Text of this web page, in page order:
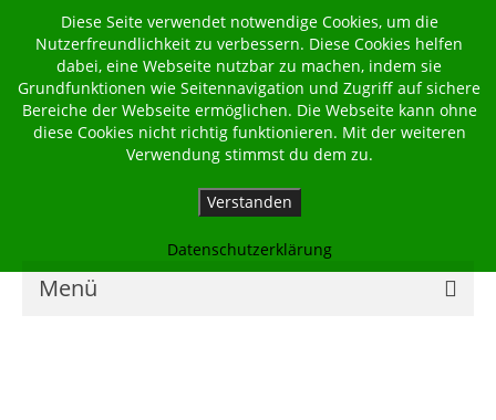
Menü
Diese Seite verwendet notwendige Cookies, um die
Nutzerfreundlichkeit zu verbessern. Diese Cookies helfen
dabei, eine Webseite nutzbar zu machen, indem sie
Grundfunktionen wie Seitennavigation und Zugriff auf sichere
Bereiche der Webseite ermöglichen. Die Webseite kann ohne
diese Cookies nicht richtig funktionieren. Mit der weiteren
Verwendung stimmst du dem zu.
Verstanden
Datenschutzerklärung